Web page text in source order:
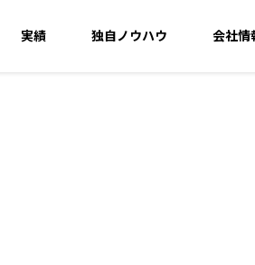
実績 独自ノウハウ 会社情